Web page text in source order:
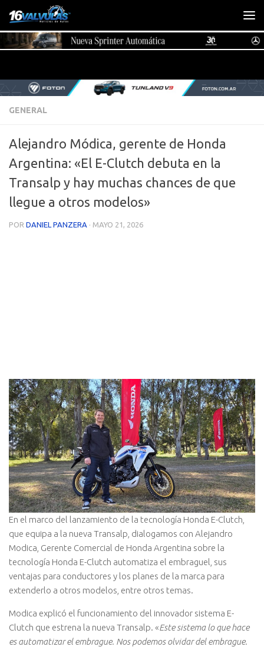
Saltar al contenido
GENERAL
Alejandro Módica, gerente de Honda
Argentina: «El E-Clutch debuta en la
Transalp y hay muchas chances de que
llegue a otros modelos»
POR DANIEL PANZERA · MAYO 21, 2026
En el marco del lanzamiento de la tecnología Honda E-Clutch,
que equipa a la nueva Transalp, dialogamos con Alejandro
Modica, Gerente Comercial de Honda Argentina sobre la
tecnología Honda E-Clutch automatiza el embraguel, sus
ventajas para conductores y los planes de la marca para
extenderlo a otros modelos, entre otros temas.
Modica explicó el funcionamiento del innovador sistema E-
Clutch que estrena la nueva Transalp. «Este sistema lo que hace
es automatizar el embrague. Nos podemos olvidar del embrague.